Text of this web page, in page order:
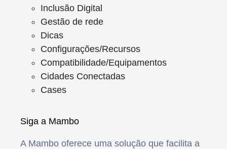
Inclusão Digital
Gestão de rede
Dicas
Configurações/Recursos
Compatibilidade/Equipamentos
Cidades Conectadas
Cases
Siga a Mambo
A Mambo oferece uma solução que facilita a